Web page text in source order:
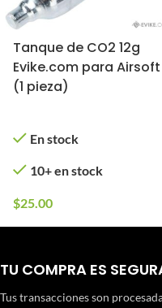
Tanque de CO2 12g
Evike.com para Airsoft
(1 pieza)
En stock
10+ en stock
$25.00
TU COMPRA ES
Tus transacciones son